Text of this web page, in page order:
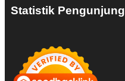
Statistik Pengunjung